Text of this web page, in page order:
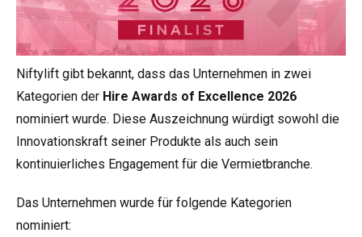
Niftylift gibt bekannt, dass das Unternehmen in zwei
Kategorien der Hire Awards of Excellence 2026
nominiert wurde. Diese Auszeichnung würdigt sowohl die
Innovationskraft seiner Produkte als auch sein
kontinuierliches Engagement für die Vermietbranche.
Das Unternehmen wurde für folgende Kategorien
nominiert: